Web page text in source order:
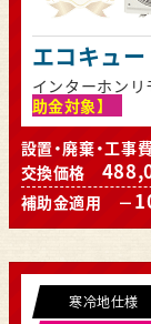
エコキュ
インターホン
助金対象】
設置・廃棄・工事
交換価格
補助金適用 －
寒冷地仕様